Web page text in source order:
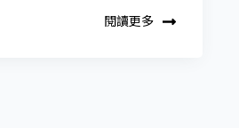
閱讀更多